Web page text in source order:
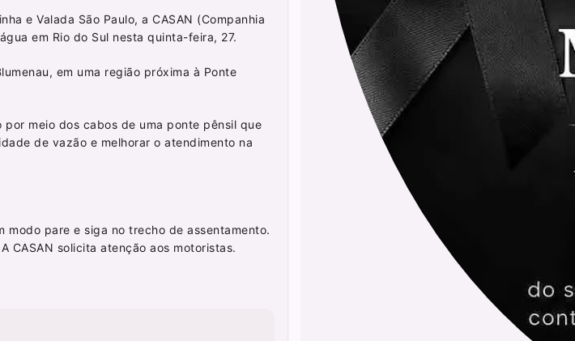
e Valada São Paulo, a CASAN (Companhia
em Rio do Sul nesta quinta-feira, 27.
em uma região próxima à Ponte
meio dos cabos de uma ponte pênsil que
de vazão e melhorar o atendimento na
pare e siga no trecho de assentamento.
CASAN solicita atenção aos motoristas.